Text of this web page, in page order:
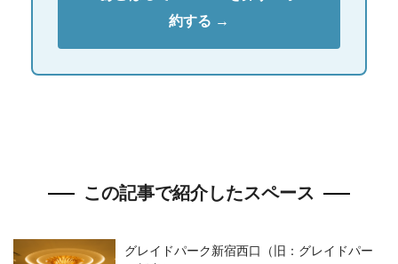
約する →
この記事で紹介したスペース
グレイドパーク新宿西口（旧：グレイドパー